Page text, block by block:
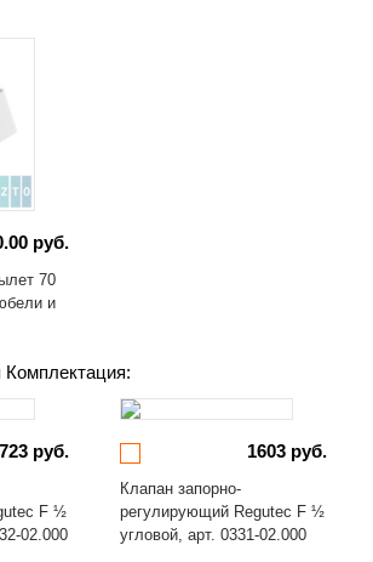
руб.
70
и
руб.
F ½
02.000
1603 руб.
Клапан запорно-
регулирующий Regutec F ½
угловой, арт. 0331-02.000